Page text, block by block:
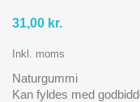
31,00 kr.
Inkl. moms
Naturgummi
Kan fyldes med